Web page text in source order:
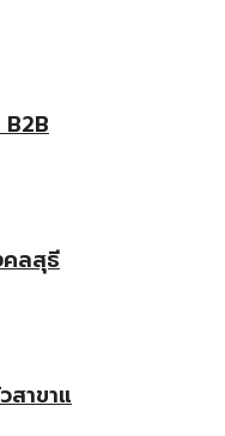
คลสุธี
สาขาแ